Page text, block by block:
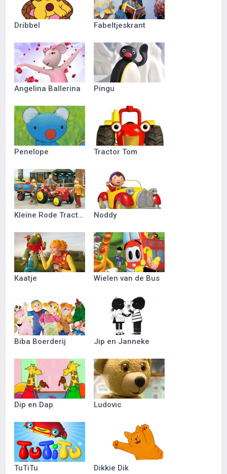
Dribbel Fabeltjeskrant
Angelina Ballerina Pingu
Penelope Tractor Tom
Kleine Rode Tractor Noddy
Kaatje Wielen van de Bus
Biba Boerderij Jip en Janneke
Dip en Dap Ludovic
TuTiTu Dikkie Dik